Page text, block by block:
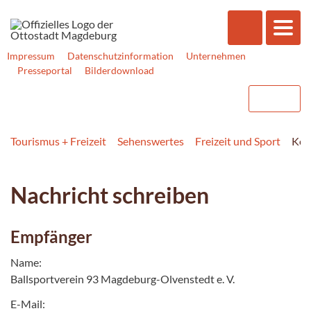
Impressum Datenschutzinformation
Unternehmen
Presseportal
Bilderdownload
Tourismus + Freizeit Sehenswertes Freizeit und Sport
Nachricht schreiben
Empfänger
Name:
Ballsportverein 93 Magdeburg-Olvenstedt e. V.
E-Mail: